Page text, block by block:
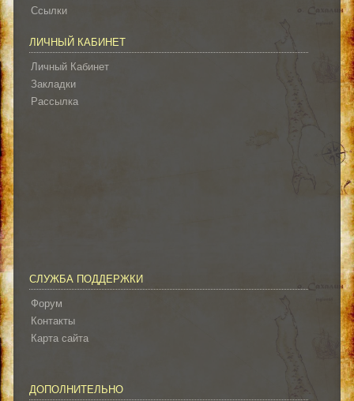
Ссылки
ЛИЧНЫЙ КАБИНЕТ
Личный Кабинет
Закладки
Рассылка
СЛУЖБА ПОДДЕРЖКИ
Форум
Контакты
Карта сайта
ДОПОЛНИТЕЛЬНО